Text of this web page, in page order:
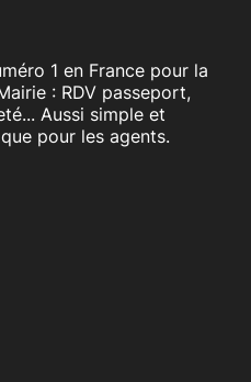
1 en France pour la
: RDV passeport,
Aussi simple et
pour les agents.